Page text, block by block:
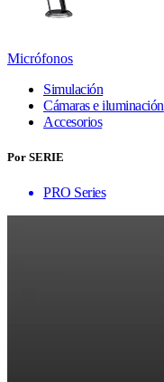
Micrófonos
Simulación
Cámaras e iluminación
Accesorios
Por SERIE
PRO Series